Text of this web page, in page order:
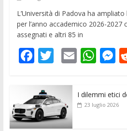
L’Università di Padova ha
per l’anno accademico 2026-2027
assegnati e altri 85 in
F
e
b
o
T
itt
er
E
ai
l
W
s
ss
e
I dilemmi etici
23 luglio 2026